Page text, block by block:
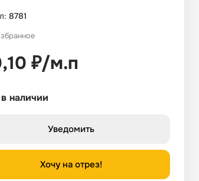
8781
₽/м.п
наличии
Уведомить
Хочу на отрез!